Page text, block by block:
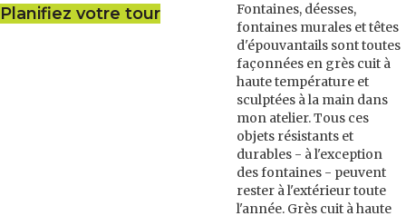
Planifiez votre tour
Fontaines, déesses,
fontaines murales et têtes
d'épouvantails sont toutes
façonnées en grès cuit à
haute température et
sculptées à la main dans
mon atelier. Tous ces
objets résistants et
durables - à l'exception
des fontaines - peuvent
rester à l'extérieur toute
l'année. Grès cuit à haute